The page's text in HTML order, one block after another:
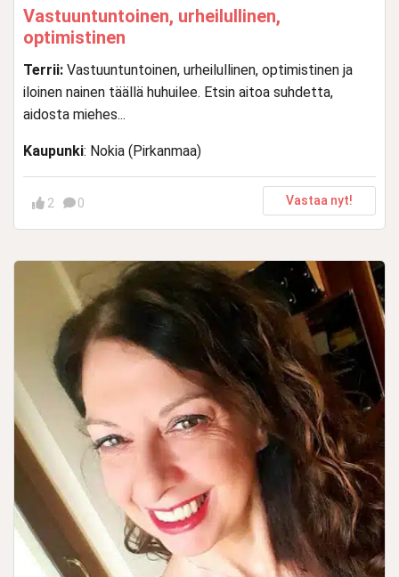
Vastuuntuntoinen, urheilullinen,
optimistinen
Terrii: Vastuuntuntoinen, urheilullinen, optimistinen ja
iloinen nainen täällä huhuilee. Etsin aitoa suhdetta,
aidosta miehes...
Kaupunki: Nokia (Pirkanmaa)
2 0 Vastaa nyt!